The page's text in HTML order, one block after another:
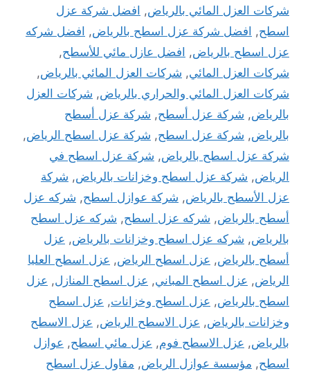
شركات العزل المائي بالرياض, افضل شركة عزل
اسطح, افضل شركة عزل اسطح بالرياض, افضل شركه
عزل اسطح بالرياض, افضل عازل مائي للأسطح,
شركات العزل المائي, شركات العزل المائي بالرياض,
شركات العزل المائي والحراري بالرياض, شركات العزل
بالرياض, شركة عزل أسطح, شركة عزل أسطح
بالرياض, شركة عزل اسطح, شركة عزل اسطح الرياض,
شركة عزل اسطح بالرياض, شركة عزل اسطح في
الرياض, شركة عزل اسطح وخزانات بالرياض, شركة
عزل الأسطح بالرياض, شركة عوازل اسطح, شركه عزل
أسطح بالرياض, شركه عزل اسطح, شركه عزل اسطح
بالرياض, شركه عزل اسطح وخزانات بالرياض, عزل
أسطح بالرياض, عزل اسطح الرياض, عزل اسطح العليا
الرياض, عزل اسطح المباني, عزل اسطح المنازل, عزل
اسطح بالرياض, عزل اسطح وخزانات, عزل اسطح
وخزانات بالرياض, عزل الاسطح الرياض, عزل الاسطح
بالرياض, عزل الاسطح فوم, عزل مائي اسطح, عوازل
اسطح, مؤسسة عوازل الرياض, مقاول عزل اسطح